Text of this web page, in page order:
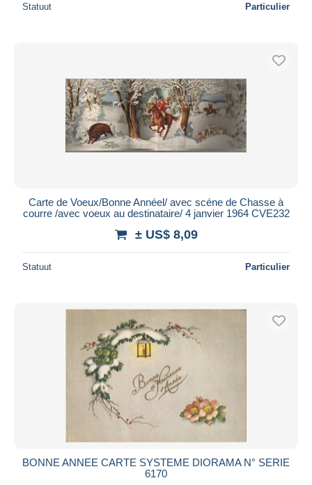
Statuut Particulier
Carte de Voeux/Bonne Annéel/ avec scéne de Chasse à
courre /avec voeux au destinataire/ 4 janvier 1964 CVE232
± US$ 8,09
Statuut Particulier
BONNE ANNEE CARTE SYSTEME DIORAMA N° SERIE
6170